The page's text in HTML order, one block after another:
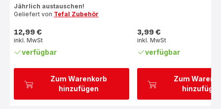
Zum Warenkorb
hinzufügen
Jährlich austauschen!
Geliefert von Tefal Zubehör
Preis
12,99 €
inkl. MwSt
verfügbar
Zum
Preis
3,99 €
inkl. MwSt
verfügbar